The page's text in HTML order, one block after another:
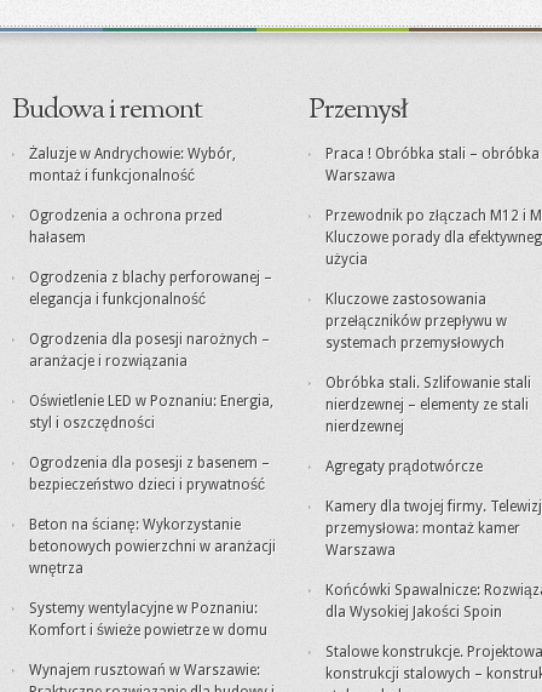
Budowa i remont
Żaluzje w Andrychowie: Wybór,
montaż i funkcjonalność
Ogrodzenia a ochrona przed
hałasem
Ogrodzenia z blachy perforowanej –
elegancja i funkcjonalność
Ogrodzenia dla posesji narożnych –
aranżacje i rozwiązania
Oświetlenie LED w Poznaniu: Energia,
styl i oszczędności
Ogrodzenia dla posesji z basenem –
bezpieczeństwo dzieci i prywatność
Beton na ścianę: Wykorzystanie
betonowych powierzchni w aranżacji
wnętrza
Systemy wentylacyjne w Poznaniu:
Komfort i świeże powietrze w domu
Wynajem rusztowań w Warszawie:
Przemysł
Praca ! Obróbka stali – obróbka
Warszawa
Przewodnik po złączach M12 i
Kluczowe porady dla
użycia
Kluczowe zastosowania
przełączników przepływu w
systemach przemysłowych
Obróbka stali. Szlifowanie stali
nierdzewnej – elementy ze stali
nierdzewnej
Agregaty prądotwórcze
Kamery dla twojej firmy.
przemysłowa: montaż kamer
Warszawa
Końcówki Spawalnicze:
dla Wysokiej Jakości Spoin
Stalowe konstrukcje.
konstrukcji stalowych –